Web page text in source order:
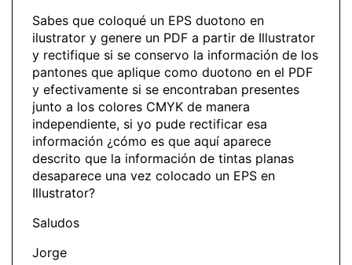
Sabes que coloqué un EPS duotono en
ilustrator y genere un PDF a partir de Illustrator
y rectifique si se conservo la información de los
pantones que aplique como duotono en el PDF
y efectivamente si se encontraban presentes
junto a los colores CMYK de manera
independiente, si yo pude rectificar esa
información ¿cómo es que aquí aparece
descrito que la información de tintas planas
desaparece una vez colocado un EPS en
Illustrator?
Saludos
Jorge